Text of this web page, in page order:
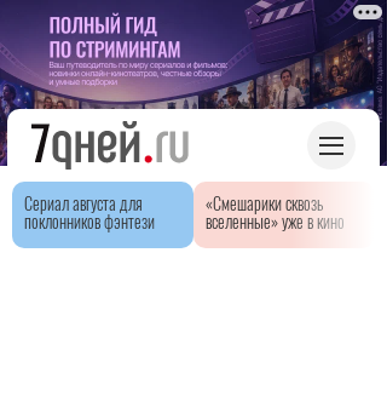
Сериал августа для
поклонников фэнтези
«Смешарики сквозь
вселенные» уже в кино